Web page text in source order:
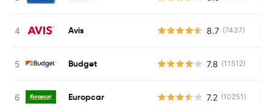
Avis 8.7 (7437)
Budget 7.8 (11512)
Europcar 7.2 (10251)